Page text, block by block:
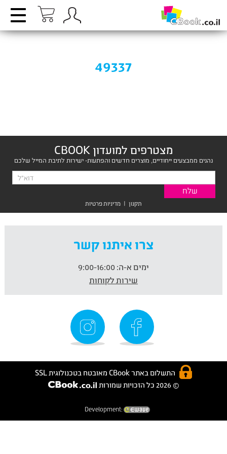
49337
מצטרפים למועדון CBOOK
נהנים ממבצעים ייחודיים, מוצרים חדשים והפתעות- ישירות לתיבת המייל שלכם
תקנון | מדיניות פרטיות
צרו איתנו קשר
ימים א-ה:
שירות לקוחות
התשלום באתר CBook מאובטח בטכנולוגית SSL
© 2026 כל הזכויות שמורות
Development: